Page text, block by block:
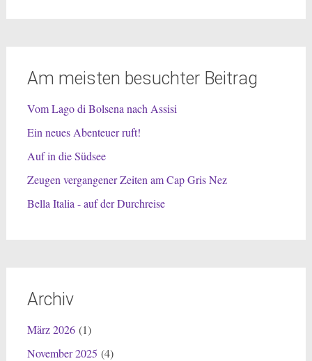
Am meisten besuchter Beitrag
Vom Lago di Bolsena nach Assisi
Ein neues Abenteuer ruft!
Auf in die Südsee
Zeugen vergangener Zeiten am Cap Gris Nez
Bella Italia - auf der Durchreise
Archiv
März 2026(1)
November 2025 (4)